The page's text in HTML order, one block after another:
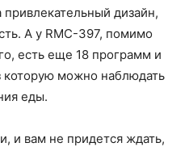
привлекательный дизайн,
А у RMC-397, помимо
есть еще 18 программ и
которую можно наблюдать
еды.
и вам не придется ждать,